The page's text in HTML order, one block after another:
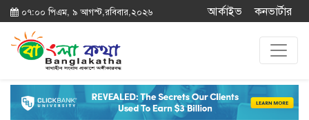
০৭:০০ পিএম, ৯ আগস্ট,রবিবার,২০২৬ আর্কাইভ কনভার্টার